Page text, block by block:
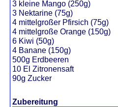
3 kleine Mango (250g)
3 Nektarine (75g)
4 mittelgroßer Pfirsich (75g)
4 mittelgroße Orange (150g)
6 Kiwi (50g)
4 Banane (150g)
500g Erdbeeren
10 El Zitronensaft
90g Zucker
Zubereitung